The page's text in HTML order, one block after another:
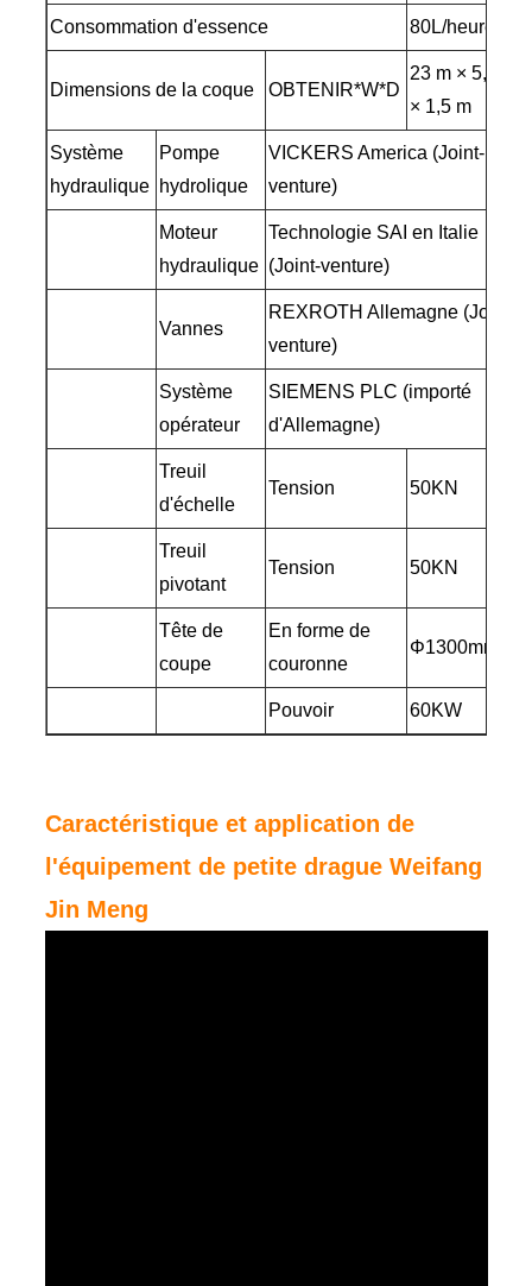
Consommation d'essence 80L/heure
Dimensions de la coque OBTENIR*W*D
23 m × 5,2 m
× 1,5 m
Système
hydraulique
Pompe
hydrolique
VICKERS America (Joint-
venture)
Moteur
hydraulique
Technologie SAI en Italie
(Joint-venture)
Vannes
REXROTH Allemagne (Joint-
venture)
Système
opérateur
SIEMENS PLC (importé
d'Allemagne)
Treuil
d'échelle
Tension 50KN
Treuil
pivotant
Tension 50KN
Tête de
coupe
En forme de
couronne
Φ1300mm
Pouvoir 60KW
Caractéristique et application de
l'équipement de petite drague Weifang
Jin Meng